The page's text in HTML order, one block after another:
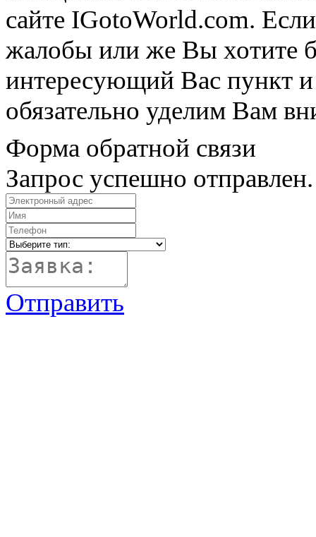
сайте IGotoWorld.com.
жалобы или же Вы хотите
интересующий Вас пункт
обязательно уделим Вам
Форма обратной связи
Запрос успешно отправлен.
Отправить